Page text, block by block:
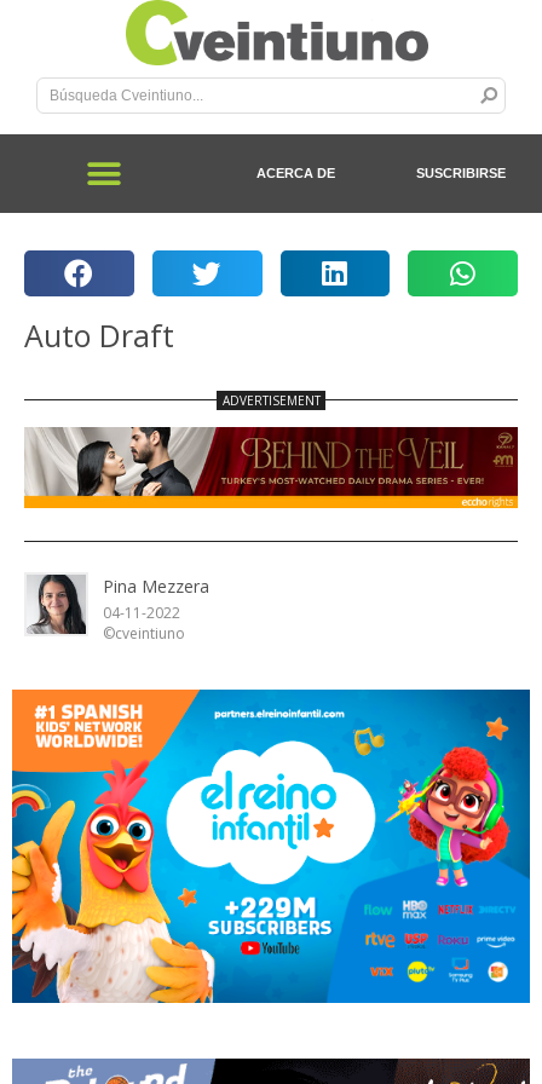
ACERCA DE SUSCRIBIRSE
Auto Draft
Pina Mezzera
04-11-2022
©cveintiuno